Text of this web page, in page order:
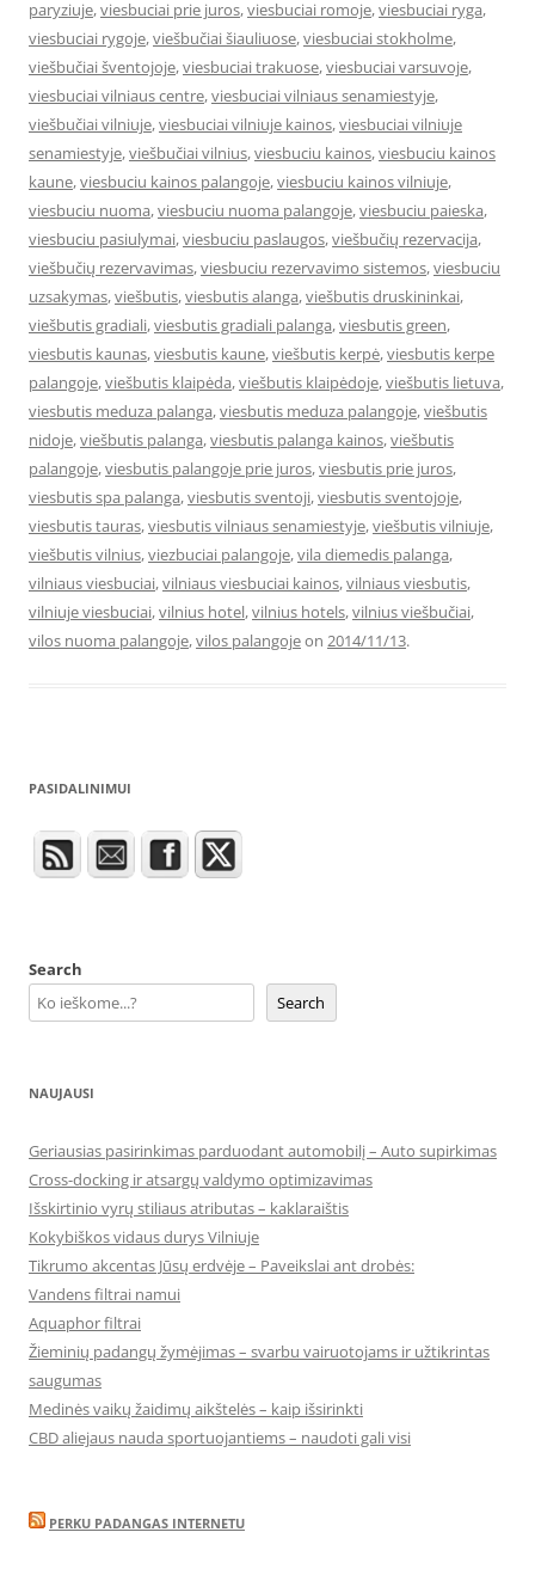
paryziuje,viesbuciai prie juros,viesbuciai romoje,viesbuciai ryga,
viesbuciai rygoje,viešbučiai šiauliuose,viesbuciai stokholme,
viešbučiai šventojoje,viesbuciai trakuose,viesbuciai varsuvoje,
viesbuciai vilniaus centre,viesbuciai vilniaus senamiestyje,
viešbučiai vilniuje,viesbuciai vilniuje kainos,viesbuciai vilniuje
senamiestyje,viešbučiai vilnius,viesbuciu kainos,viesbuciu kainos
kaune,viesbuciu kainos palangoje,viesbuciu kainos vilniuje,
viesbuciu nuoma,viesbuciu nuoma palangoje,viesbuciu paieska,
viesbuciu pasiulymai,viesbuciu paslaugos,viešbučių rezervacija,
viešbučių rezervavimas,viesbuciu rezervavimo sistemos,viesbuciu
uzsakymas,viešbutis,viesbutis alanga,viešbutis druskininkai,
viešbutis gradiali,viesbutis gradiali palanga,viesbutis green,
viesbutis kaunas,viesbutis kaune,viešbutis kerpė,viesbutis kerpe
palangoje,viešbutis klaipėda,viešbutis klaipėdoje,viešbutis lietuva,
viesbutis meduza palanga,viesbutis meduza palangoje,viešbutis
nidoje,viešbutis palanga,viesbutis palanga kainos,viešbutis
palangoje,viesbutis palangoje prie juros,viesbutis prie juros,
viesbutis spa palanga,viesbutis sventoji,viesbutis sventojoje,
viesbutis tauras,viesbutis vilniaus senamiestyje,viešbutis vilniuje,
viešbutis vilnius,viezbuciai palangoje,vila diemedis palanga,
vilniaus viesbuciai,vilniaus viesbuciai kainos,vilniaus viesbutis,
vilniuje viesbuciai,vilnius hotel,vilnius hotels,vilnius viešbučiai,
vilos nuoma palangoje,vilos palangojeon 2014/11/13.
PASIDALINIMUI
Search
Search
NAUJAUSI
Geriausias pasirinkimas parduodant automobilį – Auto supirkimas
Cross-docking ir atsargų valdymo optimizavimas
Išskirtinio vyrų stiliaus atributas – kaklaraištis
Kokybiškos vidaus durys Vilniuje
Tikrumo akcentas Jūsų erdvėje – Paveikslai ant drobės:
Vandens filtrai namui
Aquaphor filtrai
Žieminių padangų žymėjimas – svarbu vairuotojams ir užtikrintas
saugumas
Medinės vaikų žaidimų aikštelės – kaip išsirinkti
CBD aliejaus nauda sportuojantiems – naudoti gali visi
PERKU PADANGAS INTERNETU